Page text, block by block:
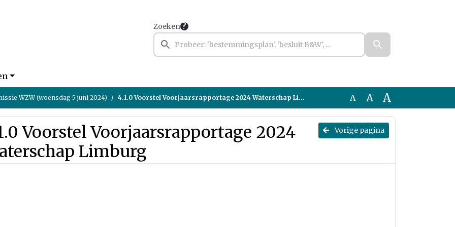
Zoeken
WZW (woensdag 5 juni 2024) 4.1.0 Voorstel Voorjaarsrapportage 2024 Waterschap Limburg A A A
Vorige pagina
Voorstel Voorjaarsrapportage 2024
Limburg